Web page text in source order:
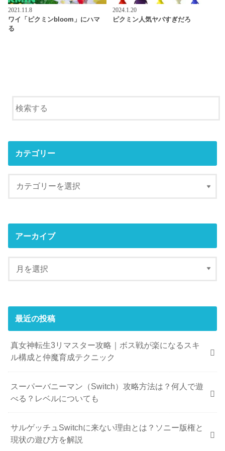
2021.11.8
ワイ「ピクミンbloom」にハマ
る
2024.1.20
ピクミン人気ヤバすぎだろ
カテゴリー
アーカイブ
最近の投稿
真女神転生3リマスター攻略｜ボス戦が楽になるスキ
ル構成と仲魔育成テクニック
スーパーバニーマン（Switch）攻略方法は？何人で遊
べる？レベルについても
サルゲッチュSwitchに来ない理由とは？ソニー版権と
現状の遊び方を解説